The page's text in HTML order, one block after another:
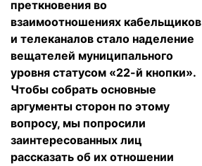
преткновения во
взаимоотношениях кабельщиков
и телеканалов стало наделение
вещателей муниципального
уровня статусом «22-й кнопки».
Чтобы собрать основные
аргументы сторон по этому
вопросу, мы попросили
заинтересованных лиц
рассказать об их отношении